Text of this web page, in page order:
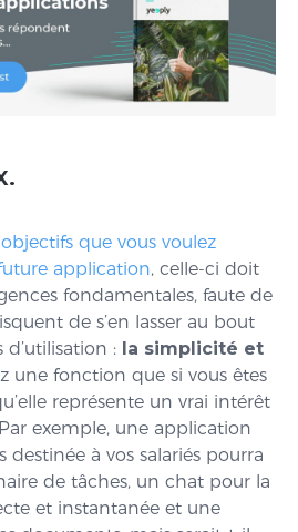
objectifs que vous voulez
application, celle-ci doit
fondamentales, faute de
de s’en lasser au bout
: la simplicité et
une fonction que si vous êtes
représente un vrai intérêt
exemple, une application
à vos salariés pourra
de tâches, un chat pour la
et instantanée et une